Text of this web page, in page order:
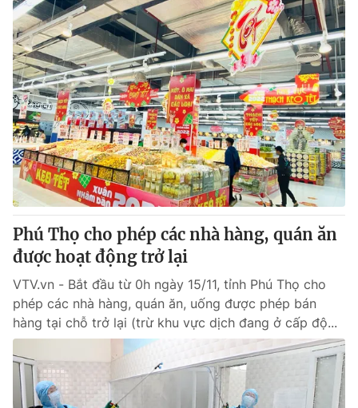
Phú Thọ cho phép các nhà hàng, quán ăn
được hoạt động trở lại
VTV.vn - Bắt đầu từ 0h ngày 15/11, tỉnh Phú Thọ cho
phép các nhà hàng, quán ăn, uống được phép bán
hàng tại chỗ trở lại (trừ khu vực dịch đang ở cấp độ...